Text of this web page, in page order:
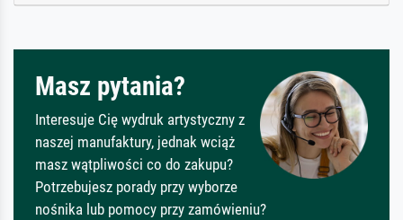
Masz pytania?
Interesuje Cię wydruk artystyczny z
naszej manufaktury, jednak wciąż
masz wątpliwości co do zakupu?
Potrzebujesz porady przy wyborze
nośnika lub pomocy przy zamówieniu?